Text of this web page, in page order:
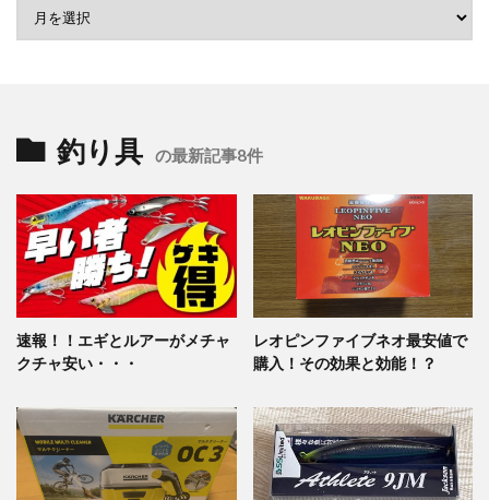
釣り具 の最新記事8件
速報！！エギとルアーがメチャ
クチャ安い・・・
レオピンファイブネオ最安値で
購入！その効果と効能！？